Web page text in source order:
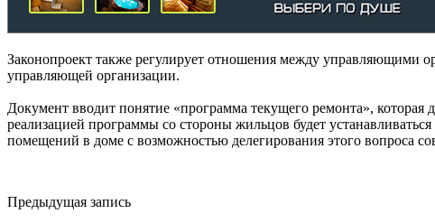
Законопроект также регулирует отношения между
управляющей организации.
Документ вводит понятие «программа текущего ремонта»,
реализацией программы со стороны жильцов будет
помещений в доме с возможностью делегирования этого вопроса
Предыдущая запись